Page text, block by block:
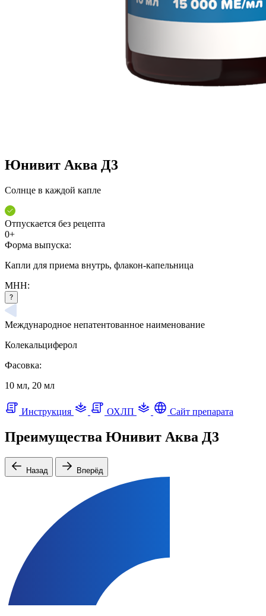
Юнивит Аква Д3
Солнце в каждой капле
Отпускается без рецепта
0+
Форма выпуска:
Капли для приема внутрь, флакон-капельница
МНН:
Международное непатентованное наименование
Колекальциферол
Фасовка:
10 мл, 20 мл
Инструкция ОХЛП Сайт препарата
Преимущества Юнивит Аква Д3
Назад Вперёд